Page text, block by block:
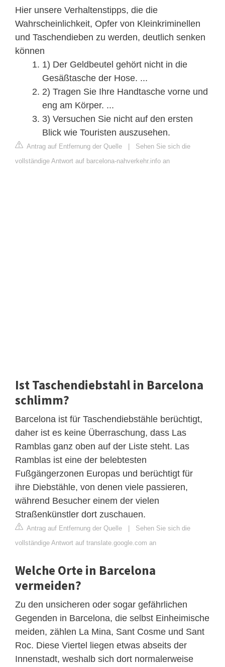
Hier unsere Verhaltenstipps, die die
Wahrscheinlichkeit, Opfer von Kleinkriminellen
und Taschendieben zu werden, deutlich senken
können
1) Der Geldbeutel gehört nicht in die
Gesäßtasche der Hose. ...
2) Tragen Sie Ihre Handtasche vorne und
eng am Körper. ...
3) Versuchen Sie nicht auf den ersten
Blick wie Touristen auszusehen.
Antrag auf Entfernung der Quelle
Sehen Sie sich die
vollständige Antwort auf barcelona-nahverkehr.info an
Ist Taschendiebstahl in Barcelona
schlimm?
Barcelona ist für Taschendiebstähle berüchtigt,
daher ist es keine Überraschung, dass Las
Ramblas ganz oben auf der Liste steht. Las
Ramblas ist eine der belebtesten
Fußgängerzonen Europas und berüchtigt für
ihre Diebstähle, von denen viele passieren,
während Besucher einem der vielen
Straßenkünstler dort zuschauen.
Antrag auf Entfernung der Quelle
Sehen Sie sich die
vollständige Antwort auf translate.google.com an
Welche Orte in Barcelona
vermeiden?
Zu den unsicheren oder sogar gefährlichen
Gegenden in Barcelona, die selbst Einheimische
meiden, zählen La Mina, Sant Cosme und Sant
Roc. Diese Viertel liegen etwas abseits der
Innenstadt, weshalb sich dort normalerweise